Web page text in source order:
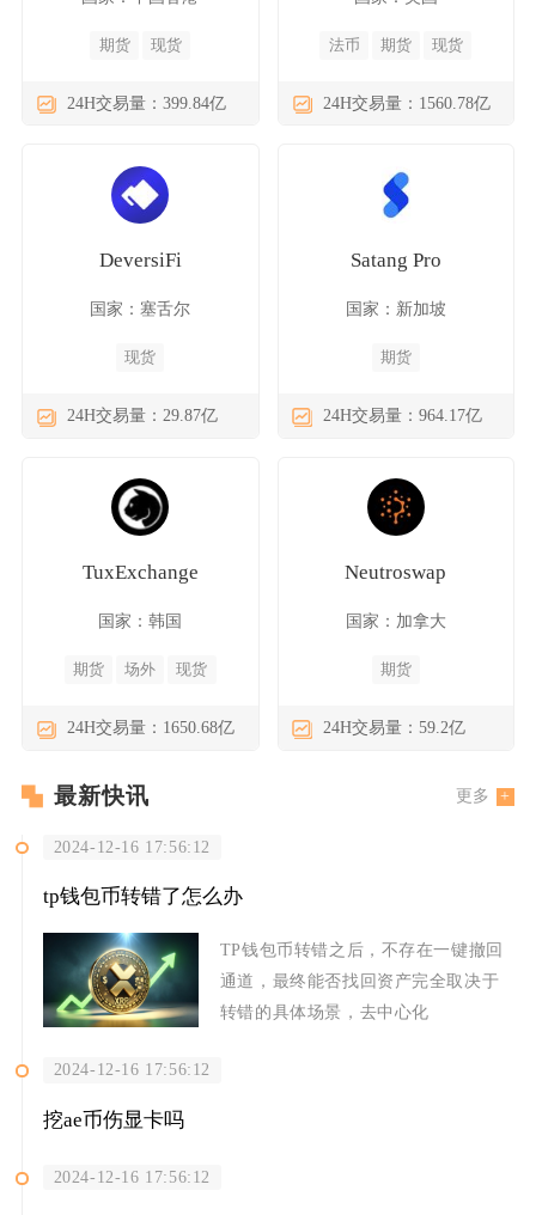
期货 现货
24H交易量：399.84亿
法币 期货 现货
24H交易量：1560.78亿
DeversiFi
国家：塞舌尔
现货
24H交易量：29.87亿
Satang Pro
国家：新加坡
期货
24H交易量：964.17亿
TuxExchange
国家：韩国
期货 场外 现货
24H交易量：1650.68亿
Neutroswap
国家：加拿大
期货
24H交易量：59.2亿
最新快讯 更多
2024-12-16 17:56:12
tp钱包币转错了怎么办
TP钱包币转错之后，不存在一键撤回
通道，最终能否找回资产完全取决于
转错的具体场景，去中心化
2024-12-16 17:56:12
挖ae币伤显卡吗
2024-12-16 17:56:12